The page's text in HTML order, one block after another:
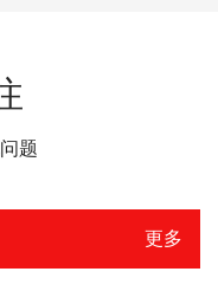
题
更多